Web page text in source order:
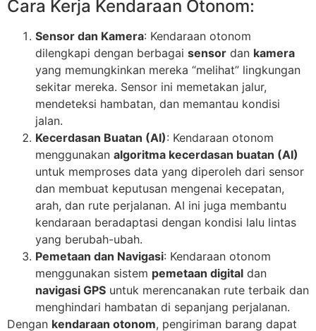
Cara Kerja Kendaraan Otonom:
Sensor dan Kamera: Kendaraan otonom
dilengkapi dengan berbagai sensor dan kamera
yang memungkinkan mereka “melihat” lingkungan
sekitar mereka. Sensor ini memetakan jalur,
mendeteksi hambatan, dan memantau kondisi
jalan.
Kecerdasan Buatan (AI): Kendaraan otonom
menggunakan algoritma kecerdasan buatan (AI)
untuk memproses data yang diperoleh dari sensor
dan membuat keputusan mengenai kecepatan,
arah, dan rute perjalanan. AI ini juga membantu
kendaraan beradaptasi dengan kondisi lalu lintas
yang berubah-ubah.
Pemetaan dan Navigasi: Kendaraan otonom
menggunakan sistem pemetaan digital dan
navigasi GPS untuk merencanakan rute terbaik dan
menghindari hambatan di sepanjang perjalanan.
Dengan kendaraan otonom, pengiriman barang dapat